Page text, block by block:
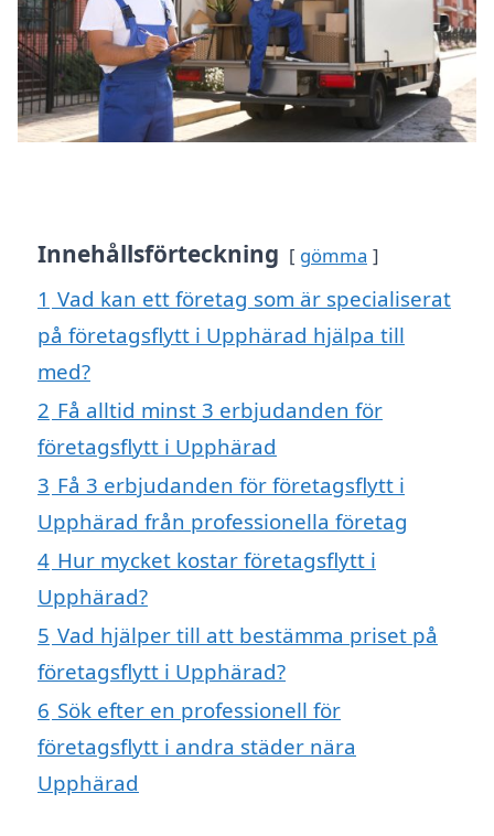
Innehållsförteckning gömma
1 Vad kan ett företag som är specialiserat
på företagsflytt i Upphärad hjälpa till
med?
2 Få alltid minst 3 erbjudanden för
företagsflytt i Upphärad
3 Få 3 erbjudanden för företagsflytt i
Upphärad från professionella företag
4 Hur mycket kostar företagsflytt i
Upphärad?
5 Vad hjälper till att bestämma priset på
företagsflytt i Upphärad?
6 Sök efter en professionell för
företagsflytt i andra städer nära
Upphärad